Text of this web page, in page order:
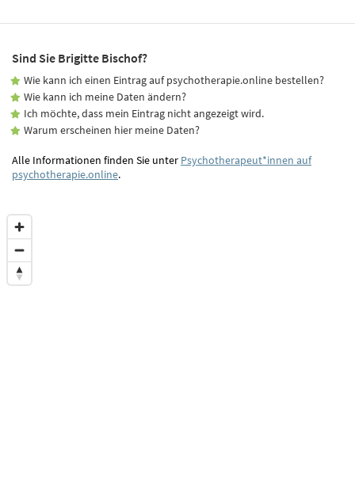
Sind Sie Brigitte Bischof?
Wie kann ich einen Eintrag auf psychotherapie.online bestellen?
Wie kann ich meine Daten ändern?
Ich möchte, dass mein Eintrag nicht angezeigt wird.
Warum erscheinen hier meine Daten?
Alle Informationen finden Sie unter Psychotherapeut*innen auf
psychotherapie.online.